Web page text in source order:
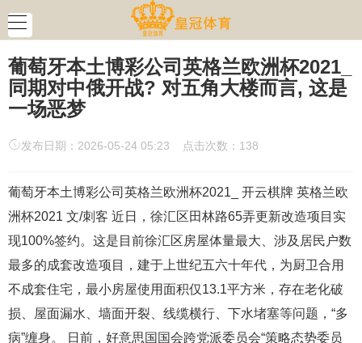
葡萄牙本土博彩公司英格兰欧洲杯2021_
同期对中俄开战? 对五角大楼而言, 这是
一场恶梦
发布日期：2026-05-24 05:23 点击次数：138
葡萄牙本土博彩公司英格兰欧洲杯2021_ 开云棋牌 英格兰欧
洲杯2021 文/刺客 近日，徐汇区田林路65弄更新改造项目实
现100%签约。这是目前徐汇区房屋体量最大、涉及居民户数
最多的成套改造项目，建于上世纪五六十年代，为厨卫合用
不成套住宅，最小房屋使用面积仅13.1平方米，存在老化破
损、屋面漏水、墙面开裂、线缆横行、下水堵塞等问题，“多
病”缠身。 日前，好意思国国会跨党派委员会“策略态势委员